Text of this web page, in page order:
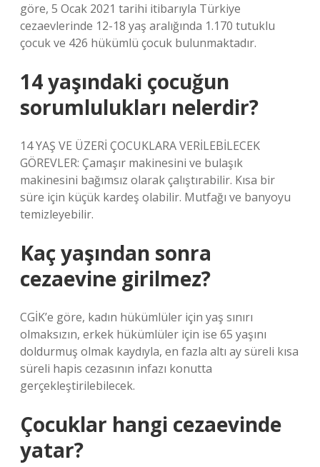
göre, 5 Ocak 2021 tarihi itibarıyla Türkiye
cezaevlerinde 12-18 yaş aralığında 1.170 tutuklu
çocuk ve 426 hükümlü çocuk bulunmaktadır.
14 yaşındaki çocuğun
sorumlulukları nelerdir?
14 YAŞ VE ÜZERİ ÇOCUKLARA VERİLEBİLECEK
GÖREVLER: Çamaşır makinesini ve bulaşık
makinesini bağımsız olarak çalıştırabilir. Kısa bir
süre için küçük kardeş olabilir. Mutfağı ve banyoyu
temizleyebilir.
Kaç yaşından sonra
cezaevine girilmez?
CGİK’e göre, kadın hükümlüler için yaş sınırı
olmaksızın, erkek hükümlüler için ise 65 yaşını
doldurmuş olmak kaydıyla, en fazla altı ay süreli kısa
süreli hapis cezasının infazı konutta
gerçekleştirilebilecek.
Çocuklar hangi cezaevinde
yatar?